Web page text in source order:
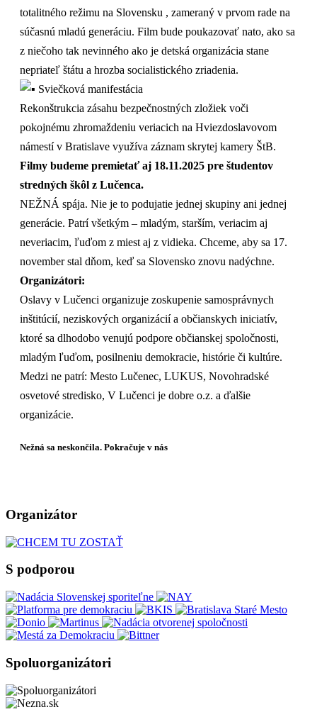
totalitného režimu na Slovensku , zameraný v prvom rade na
súčasnú mladú generáciu. Film bude poukazovať nato, ako sa
z niečoho tak nevinného ako je detská organizácia stane
nepriateľ štátu a hrozba socialistického zriadenia.
Sviečková manifestácia
Rekonštrukcia zásahu bezpečnostných zložiek voči
pokojnému zhromaždeniu veriacich na Hviezdoslavovom
námestí v Bratislave využíva záznam skrytej kamery ŠtB.
Filmy budeme premietať aj 18.11.2025 pre študentov
stredných škôl z Lučenca.
NEŽNÁ spája. Nie je to podujatie jednej skupiny ani jednej
generácie. Patrí všetkým – mladým, starším, veriacim aj
neveriacim, ľuďom z miest aj z vidieka. Chceme, aby sa 17.
november stal dňom, keď sa Slovensko znovu nadýchne.
Organizátori:
Oslavy v Lučenci organizuje zoskupenie samosprávnych
inštitúcií, neziskových organizácií a občianskych iniciatív,
ktoré sa dlhodobo venujú podpore občianskej spoločnosti,
mladým ľuďom, posilneniu demokracie, histórie či kultúre.
Medzi ne patrí: Mesto Lučenec, LUKUS, Novohradské
osvetové stredisko, V Lučenci je dobre o.z. a ďalšie
organizácie.
Nežná sa neskončila. Pokračuje v nás
Organizátor
S podporou
Spoluorganizátori